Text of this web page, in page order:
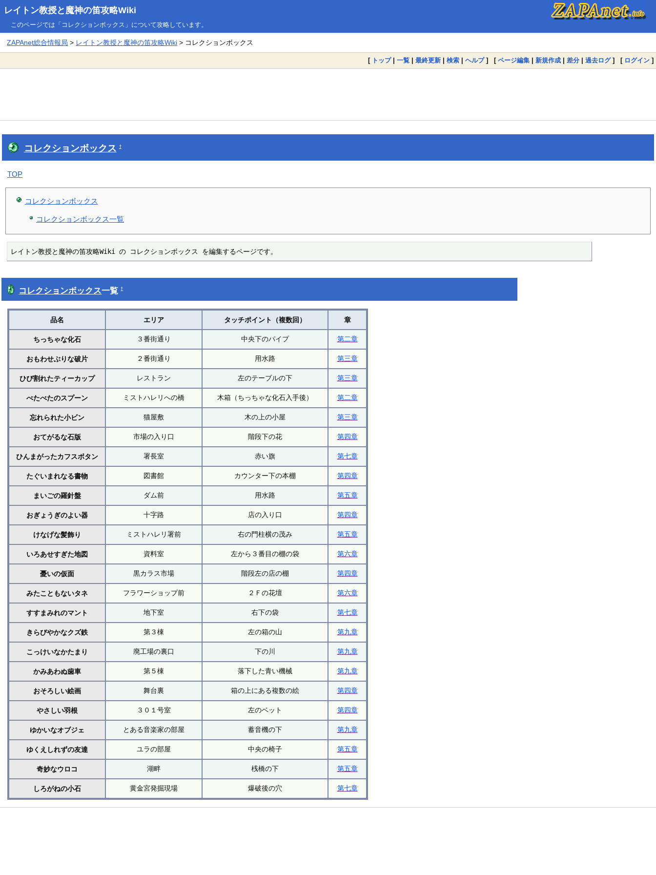
レイトン教授と魔神の笛攻略Wiki
このページでは「コレクションボックス」について攻略しています。
ZAPAnet総合情報局 > レイトン教授と魔神の笛攻略Wiki > コレクションボックス
[ トップ| 一覧 | 最終更新 | 検索 | ヘルプ] [ ページ編集 | 新規作成 | 差分 | 過去ログ] [ ログイン ]
コレクションボックス †
TOP
コレクションボックス
コレクションボックス一覧
レイトン教授と魔神の笛攻略Wiki の コレクションボックス を編集するページです。
コレクションボックス一覧†
品名 エリア タッチポイント（複数回） 章
ちっちゃな化石 ３番街通り 中央下のパイプ 第二章
おもわせぶりな破片 ２番街通り 用水路 第三章
ひび割れたティーカップ レストラン 左のテーブルの下 第三章
べたべたのスプーン ミストハレリへの橋 木箱（ちっちゃな化石入手後） 第二章
忘れられた小ビン 猫屋敷 木の上の小屋 第三章
おてがるな石版 市場の入り口 階段下の花 第四章
ひんまがったカフスボタン 署長室 赤い旗 第七章
たぐいまれなる書物 図書館 カウンター下の本棚 第四章
まいごの羅針盤 ダム前 用水路 第五章
おぎょうぎのよい器 十字路 店の入り口 第四章
けなげな髪飾り ミストハレリ署前 右の門柱横の茂み 第五章
いろあせすぎた地図 資料室 左から３番目の棚の袋 第六章
憂いの仮面 黒カラス市場 階段左の店の棚 第四章
みたこともないタネ フラワーショップ前 ２Ｆの花壇 第六章
すすまみれのマント 地下室 右下の袋 第七章
きらびやかなクズ鉄 第３棟 左の箱の山 第九章
こっけいなかたまり 廃工場の裏口 下の川 第九章
かみあわぬ歯車 第５棟 落下した青い機械 第九章
おそろしい絵画 舞台裏 箱の上にある複数の絵 第四章
やさしい羽根 ３０１号室 左のベット 第四章
ゆかいなオブジェ とある音楽家の部屋 蓄音機の下 第九章
ゆくえしれずの友達 ユラの部屋 中央の椅子 第五章
奇妙なウロコ 湖畔 桟橋の下 第五章
しろがねの小石 黄金宮発掘現場 爆破後の穴 第七章